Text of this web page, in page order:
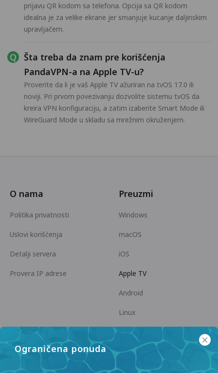
prijavu QR kodom sa telefona. Opcija sa QR kodom
idealna je za velike ekrane jer smanjuje kucanje daljinskim
upravljačem.
Šta treba da znam pre korišćenja
PandaVPN-a na Apple TV-u?
Proverite da li je vaš Apple TV ažuriran na tvOS 17.0 ili
noviji. Pri prvom povezivanju dozvolite sistemu tvOS da
kreira VPN konfiguraciju, a zatim izaberite Smart Mode ili
WireGuard Mode u skladu sa mrežnim okruženjem.
Ograničena ponuda
O nama
Politika privatnosti
Uslovi korišćenja
Detalji servera
Provera IP adrese
Preuzmi
Windows
macOS
iOS
Apple TV
Android
Linux
Android TV
Centar za pomoć Saradnja